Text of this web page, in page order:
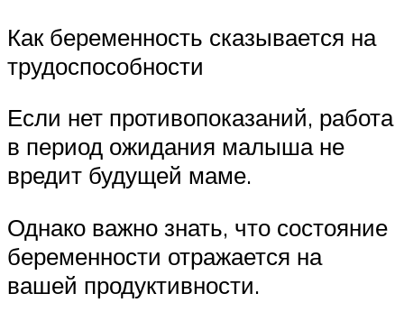
Как беременность сказывается на
трудоспособности
Если нет противопоказаний, работа
в период ожидания малыша не
вредит будущей маме.
Однако важно знать, что состояние
беременности отражается на
вашей продуктивности.